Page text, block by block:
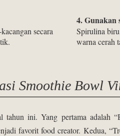
secara
4. Gunakan
Spirulina
warna cerah
Smoothie Bowl
tahun ini. Yang pertama adalah
favorit food creator. Kedua,